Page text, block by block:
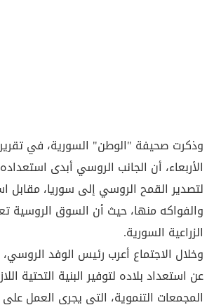
وذكرت صحيفة "الوطن" السورية، في
الأربعاء، أن الجانب الروسي أبدى
لتصدير القمح الروسي إلى سوريا، مقابل
والفواكه منها، حيث أن السوق الروسية
الزراعية السورية.
وخلال الاجتماع أعرب رئيس الوفد
عن استعداد بلاده لتوفير البنية التحتية
المجمعات التنموية، التي يجري العمل